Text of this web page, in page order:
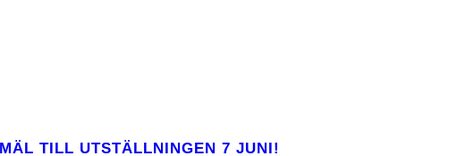
TILL UTSTÄLLNINGEN 7 JUNI!